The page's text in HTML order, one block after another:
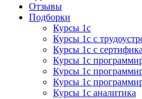
Отзывы
Подборки
Курсы 1с
Курсы 1с с
Курсы 1с с
Курсы 1с
Курсы 1с
Курсы 1с
Курсы 1с аналитика